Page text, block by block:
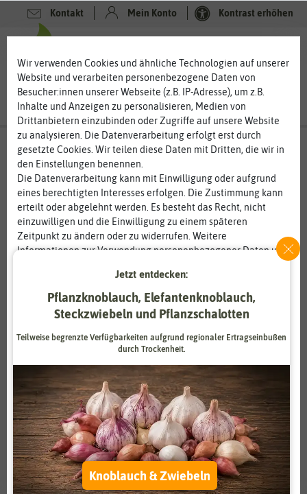
Kontakt Mein Konto Kontrast erhöhen
Vergrößern durch berühren
Mojito- und Hugo-Minze
2,99 €
*
Wir verwenden Cookies und ähnliche Technologien auf unserer
Website und verarbeiten personenbezogene Daten von
Besucher:innen unserer Webseite (z.B. IP-Adresse), um z.B.
Inhalte und Anzeigen zu personalisieren, Medien von
Drittanbietern einzubinden oder Zugriffe auf unsere Website
zu analysieren. Die Datenverarbeitung erfolgt erst durch
gesetzte Cookies. Wir teilen diese Daten mit Dritten, die wir in
den Einstellungen benennen.
Die Datenverarbeitung kann mit Einwilligung oder aufgrund
eines berechtigten Interesses erfolgen. Die Zustimmung kann
erteilt oder abgelehnt werden. Es besteht das Recht, nicht
einzuwilligen und die Einwilligung zu einem späteren
Zeitpunkt zu ändern oder zu widerrufen. Weitere
Informationen zur Verwendung personenbezogener Daten und
Essenziell Statistik
Funktional
Weitere Einstellungen
Alle akzeptieren
Alle ablehnen
Auswahl akzeptieren
Jetzt entdecken:
Pflanzknoblauch, Elefantenknoblauch,
Steckzwiebeln und Pflanzschalotten
Teilweise begrenzte Verfügbarkeiten aufgrund regionaler Ertragseinbußen
durch Trockenheit.
Knoblauch & Zwiebeln